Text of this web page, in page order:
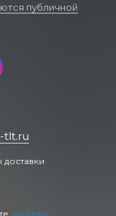
публичной
tlt.ru
заказать